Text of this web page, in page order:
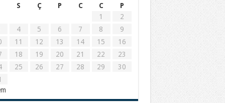
S Ç P C C
P
1
2
4 5 6 7 8
9
11 12 13 14 15
16
18 19 20 21 22
23
25 26 27 28 29
30